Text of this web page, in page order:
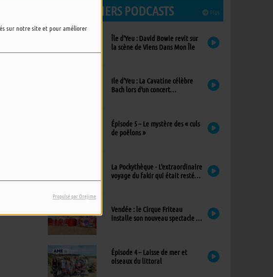
sur notre site et pour améliorer
Propulsé par Orejime
Plus
LES DERNIERS PODCASTS
Île d’Yeu : David Bowie revit sur
la scène de Viens Dans Mon Île
Ile d’Yeu : La Cavatine célèbre
Bach lors d’un concert
Épisode 5 – Le mystère des « culs
de poêlons »
La Pockythèque - L'extraordinaire
voyage du fakir qui était resté
Vendée : le Cirque Friteau
installe son nouveau spectacle à
Épisode 4 – Laisse de mer et
oiseaux du littoral